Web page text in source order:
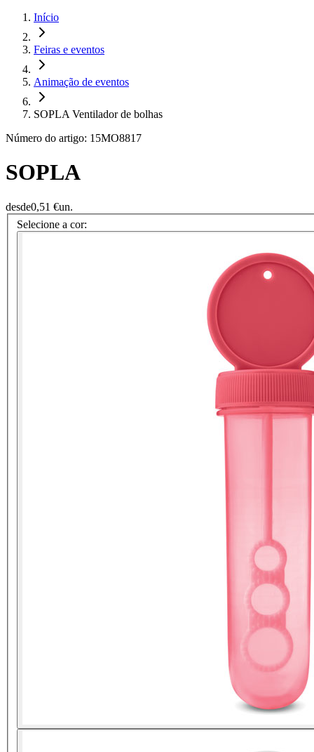
Início
Feiras e eventos
Animação de eventos
SOPLA Ventilador de bolhas
Número do artigo: 15MO8817
SOPLA
desde0,51 €un.
Selecione a cor: